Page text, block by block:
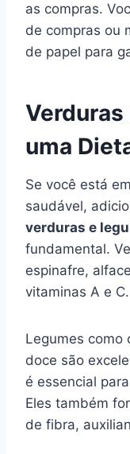
as compras.
de compras ou
de papel para
Verduras
uma
Se você está
saudável,
verduras e
fundamental.
espinafre,
vitaminas A e C.
Legumes como
doce são
é essencial
Eles também
de fibra,